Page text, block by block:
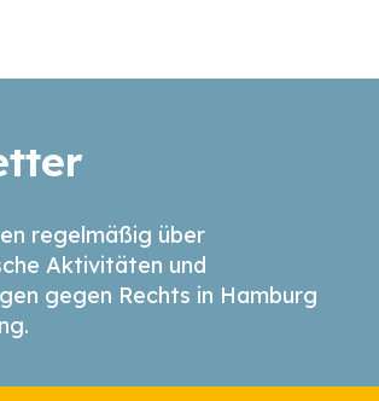
regelmäßig über
Aktivitäten und
gegen Rechts in Hamburg